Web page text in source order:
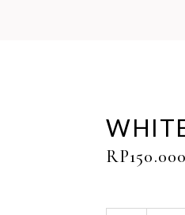
RP150.000